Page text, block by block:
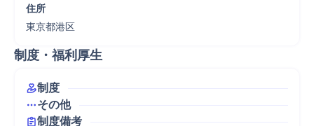
住所
東京都港区
制度・福利厚生
制度
その他
制度備考